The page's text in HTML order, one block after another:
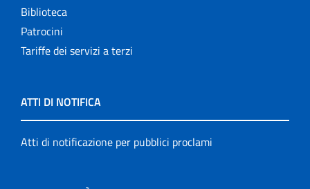
Biblioteca
Patrocini
Tariffe dei servizi a terzi
ATTI DI NOTIFICA
Atti di notificazione per pubblici proclami